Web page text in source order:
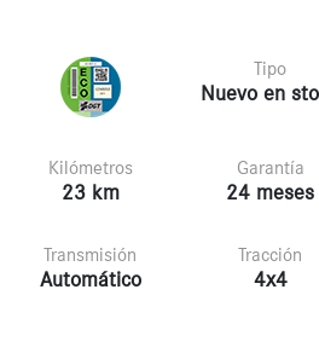
Tipo
Nuevo en
Kilómetros
23 km
Garantía
24 meses
Transmisión
Automático
Tracción
4x4